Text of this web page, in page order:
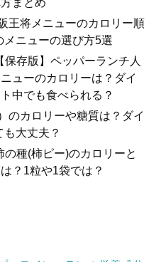
まとめ
王将メニューのカロリー順
メニューの選び方5選
【保存版】ペッパーランチ人
ューのカロリーは？ダイ
中でも食べられる？
のカロリーや糖質は？ダイ
大丈夫？
の種(柿ピー)のカロリーと
？1粒や1袋では？